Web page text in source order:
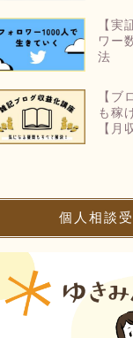
【実
ワー
法
【ブ
も稼
【月
個人相談